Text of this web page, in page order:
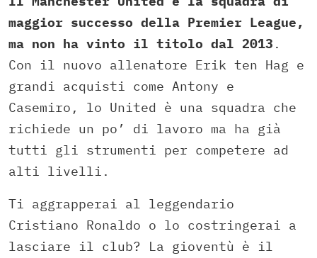
maggior successo della Premier League,
ma non ha vinto il titolo dal 2013 .
Con il nuovo allenatore Erik ten Hag e
grandi acquisti come Antony e
Casemiro, lo United è una squadra che
richiede un po’ di lavoro ma ha già
tutti gli strumenti per competere ad
alti livelli.
Ti aggrapperai al leggendario
Cristiano Ronaldo o lo costringerai a
lasciare il club? La gioventù è il